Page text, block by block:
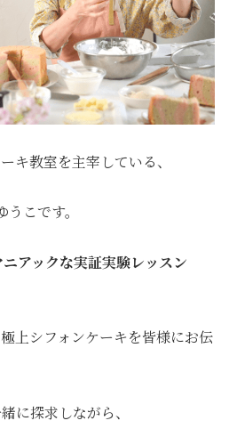
キ教室を主宰している、
こです。
アックな実証実験レッスン
上シフォンケーキを皆様にお伝
に探求しながら、